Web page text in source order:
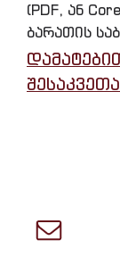
(PDF, ან
ბარათის